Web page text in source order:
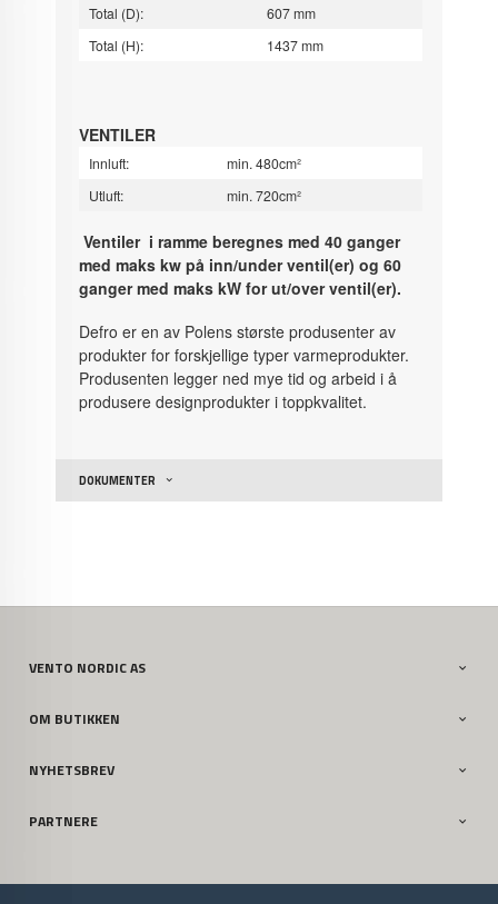
Total (D):
607 mm
Total (H):
1437 mm
VENTILER
Innluft:
min. 480cm²
Utluft:
min. 720cm²
Ventiler i ramme beregnes med 40 ganger
med maks kw på inn/under ventil(er) og 60
ganger med maks kW for ut/over ventil(er).
Defro er en av Polens største produsenter av
produkter for forskjellige typer varmeprodukter.
Produsenten legger ned mye tid og arbeid i å
produsere designprodukter i toppkvalitet.
DOKUMENTER
VENTO NORDIC AS
OM BUTIKKEN
NYHETSBREV
PARTNERE